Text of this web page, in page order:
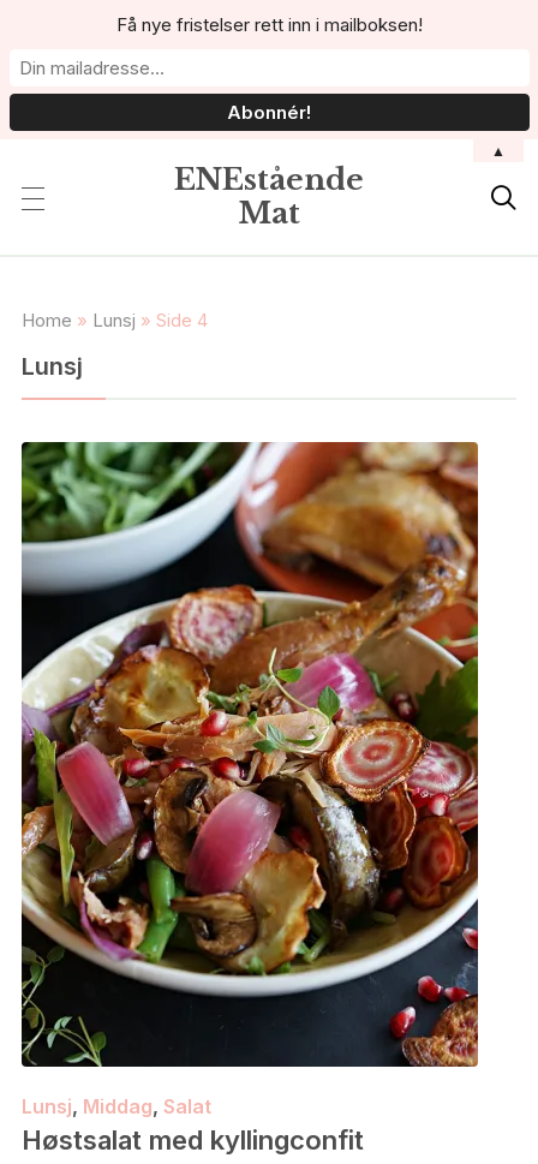
ENEstående
Mat

Home » Lunsj » Side 4
Lunsj
Lunsj, Middag, Salat
Høstsalat med kyllingconfit
Få nye fristelser rett inn i mailboksen!
▲